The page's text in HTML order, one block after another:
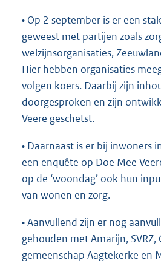
• Op 2 september is er een
geweest met partijen zoals
welzijnsorganisaties,
Hier hebben organisaties
volgen koers. Daarbij zijn
doorgesproken en zijn
Veere geschetst.
• Daarnaast is er bij inwoners
een enquête op Doe Mee
op de ‘woondag’ ook hun
van wonen en zorg.
• Aanvullend zijn er nog
gehouden met Amarijn, SVRZ,
gemeenschap Aagtekerke en